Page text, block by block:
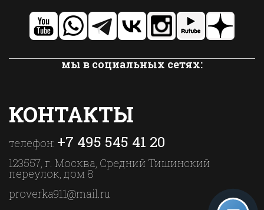
мы в социальных сетях:
КОНТАКТЫ
телефон: +7 495 545 41 20
123557, г. Москва, Средний Тишинский
переулок, дом 8
proverka911@mail.ru